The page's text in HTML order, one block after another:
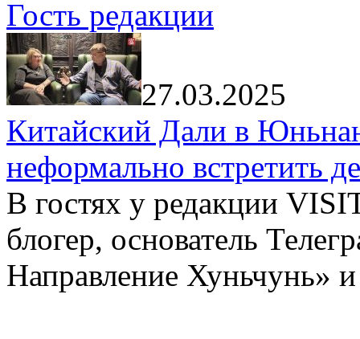
Гость редакции
27.03.2025
Китайский Дали в
неформально встретить
В гостях у редакции
блогер, основатель
Направление Хуньчунь»